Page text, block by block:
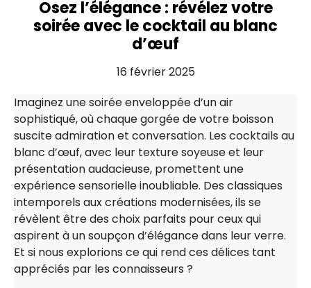
Osez l’élégance : révélez votre
soirée avec le cocktail au blanc
d’œuf
16 février 2025
Imaginez une soirée enveloppée d’un air
sophistiqué, où chaque gorgée de votre boisson
suscite admiration et conversation. Les cocktails au
blanc d’œuf, avec leur texture soyeuse et leur
présentation audacieuse, promettent une
expérience sensorielle inoubliable. Des classiques
intemporels aux créations modernisées, ils se
révèlent être des choix parfaits pour ceux qui
aspirent à un soupçon d’élégance dans leur verre.
Et si nous explorions ce qui rend ces délices tant
appréciés par les connaisseurs ?